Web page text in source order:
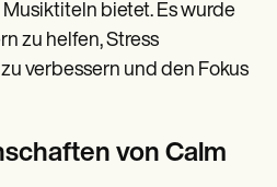
bietet. Es wurde
zu helfen, Stress
verbessern und den Fokus
von Calm